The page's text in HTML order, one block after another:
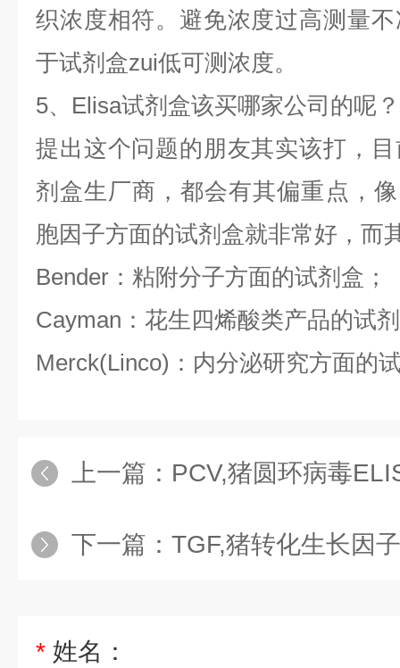
织浓度相符。避免浓度过高测量
于试剂盒zui低可测浓度。
5、Elisa试剂盒该买哪家公司的呢？
提出这个问题的朋友其实该打，
剂盒生厂商，都会有其偏重点，
胞因子方面的试剂盒就非常好，而
Bender：粘附分子方面的试剂盒；
Cayman：花生四烯酸类产品的试
Merck(Linco)：内分泌研究方面的
上一篇： PCV,猪圆环病毒
下一篇： TGF,猪转化生长因
* 姓名：